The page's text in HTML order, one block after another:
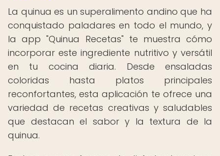
La quinua es un superalimento andino que ha
conquistado paladares en todo el mundo, y
la app "Quinua Recetas" te muestra cómo
incorporar este ingrediente nutritivo y versátil
en tu cocina diaria. Desde ensaladas
coloridas hasta platos principales
reconfortantes, esta aplicación te ofrece una
variedad de recetas creativas y saludables
que destacan el sabor y la textura de la
quinua.